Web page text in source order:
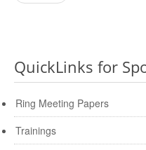
QuickLinks for
Ring Meeting Papers
Trainings